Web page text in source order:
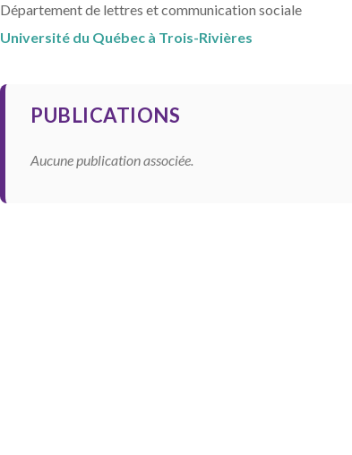
Département de lettres et communication sociale
Université du Québec à Trois-Rivières
PUBLICATIONS
Aucune publication associée.